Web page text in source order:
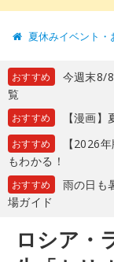
夏休みイベント・
おすすめ
今週末8/
覧
おすすめ 【漫画
おすすめ
【2026
もわかる！
おすすめ
雨の日も
場ガイド
ロシア・